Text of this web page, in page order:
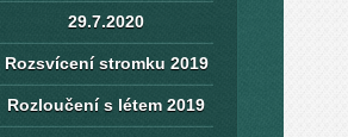
29.7.2020
Rozsvícení stromku 2019
Rozloučení s létem 2019